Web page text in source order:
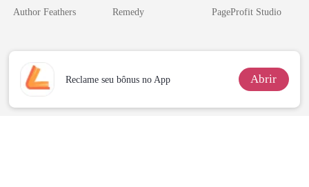
Sextuplos ao
Author Feathers
você é uma
Remedy
companheiro e
PageProfit Studio
Reclame seu bônus no App Abrir